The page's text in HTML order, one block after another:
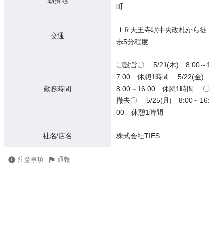
町
交通
ＪＲ天王寺駅中央改札から徒
歩5分程度
勤務時間
〇設営〇 5/21(木) 8:00～1
7:00 休憩1時間 5/22(金)
8:00～16:00 休憩1時間 〇
撤去〇 5/25(月) 8:00～16:
00 休憩1時間
社名/店名 株式会社TIES
注意事項 通報